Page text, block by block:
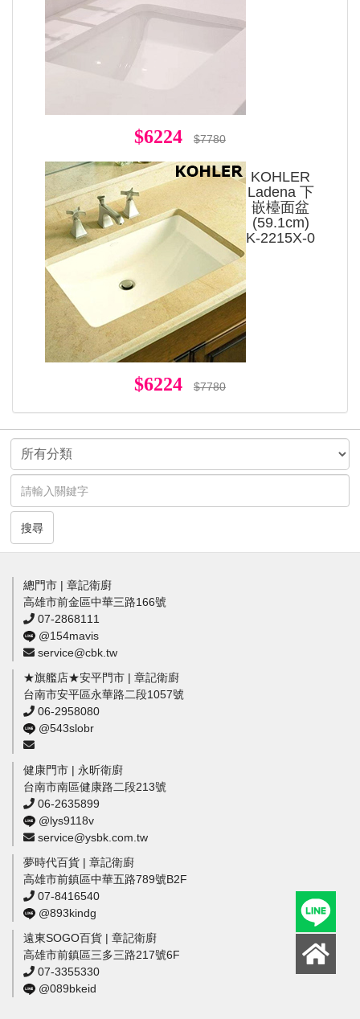
$6224 $7780
KOHLER
Ladena 下
嵌檯面盆
(59.1cm)
K-2215X-0
$6224 $7780
搜尋
總門市 | 章記衛廚
高雄市前金區中華三路166號
07-2868111
@154mavis
service@cbk.tw
★旗艦店★安平門市 | 章記衛廚
台南市安平區永華路二段1057號
06-2958080
@543slobr
健康門市 | 永昕衛廚
台南市南區健康路二段213號
06-2635899
@lys9118v
service@ysbk.com.tw
夢時代百貨 | 章記衛廚
高雄市前鎮區中華五路789號B2F
07-8416540
@893kindg
遠東SOGO百貨 | 章記衛廚
高雄市前鎮區三多三路217號6F
07-3355330
@089bkeid